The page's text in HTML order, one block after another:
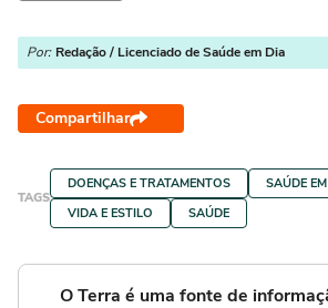
Por: Redação / Licenciado de Saúde em Dia
Compartilhar
TAGS
DOENÇAS E TRATAMENTOS
SAÚDE
VIDA E ESTILO
SAÚDE
O Terra é uma fonte de